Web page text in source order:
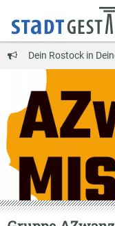
Dein Rostock in